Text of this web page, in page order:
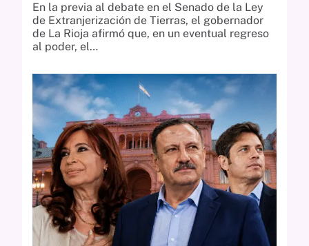
En la previa al debate en el Senado de la Ley
de Extranjerización de Tierras, el gobernador
de La Rioja afirmó que, en un eventual regreso
al poder, el…